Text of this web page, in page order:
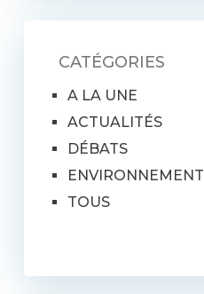
CATÉGORIES
A LA UNE
ACTUALITÉS
DÉBATS
ENVIRONNEMENT
TOUS